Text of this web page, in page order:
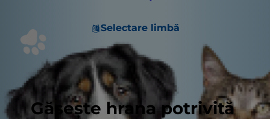
Selectare limbă
Găsește hrana potrivită